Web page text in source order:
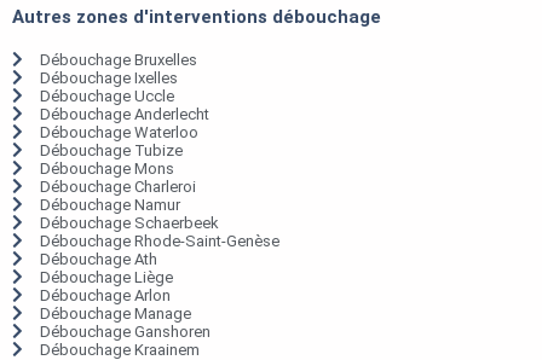
Autres zones d'interventions débouchage
Débouchage Bruxelles
Débouchage Ixelles
Débouchage Uccle
Débouchage Anderlecht
Débouchage Waterloo
Débouchage Tubize
Débouchage Mons
Débouchage Charleroi
Débouchage Namur
Débouchage Schaerbeek
Débouchage Rhode-Saint-Genèse
Débouchage Ath
Débouchage Liège
Débouchage Arlon
Débouchage Manage
Débouchage Ganshoren
Débouchage Kraainem